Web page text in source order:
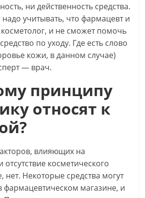
ни действенность средства.
учитывать, что фармацевт и
и не сможет помочь
по уходу. Где есть слово
кожи, в данном случае)
— врач.
принципу
относят к
влияющих на
отсутствие косметического
нет. Некоторые средства могут
фармацевтическом магазине, и